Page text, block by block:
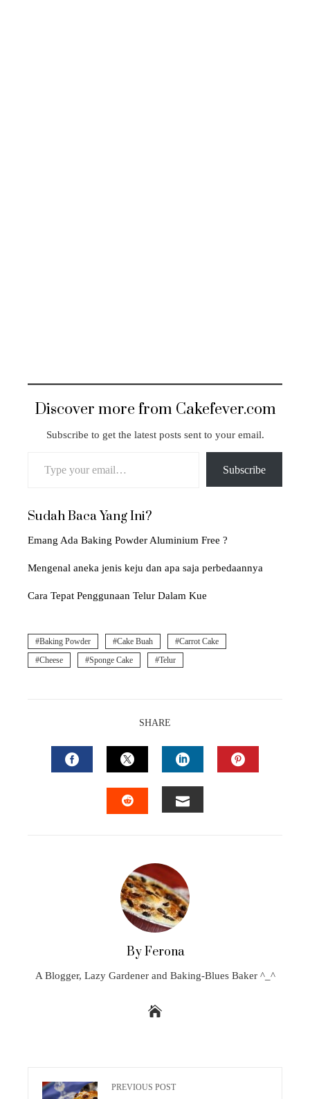
Discover more from Cakefever.com
Subscribe to get the latest posts sent to your email.
Subscribe
Sudah Baca Yang Ini?
Emang Ada Baking Powder Aluminium Free ?
Mengenal aneka jenis keju dan apa saja perbedaannya
Cara Tepat Penggunaan Telur Dalam Kue
Baking Powder Cake Buah
Carrot Cake
Cheese
Sponge Cake Telur
SHARE
FACEBOOKTWITTERLINKEDIN
By Ferona
A Blogger, Lazy Gardener and Baking-Blues Baker ^_^
PREVIOUS POST